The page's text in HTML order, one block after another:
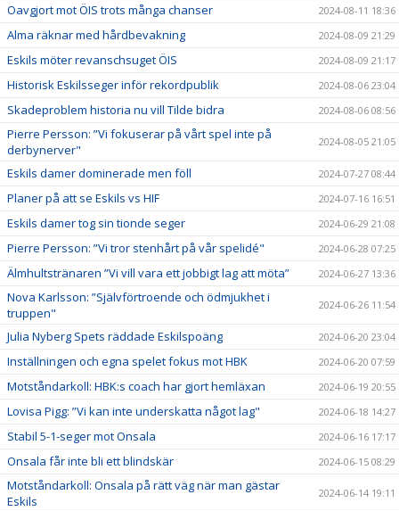
Oavgjort mot ÖIS trots många chanser 2024-08-11 18:36
Alma räknar med hårdbevakning 2024-08-09 21:29
Eskils möter revanschsuget ÖIS 2024-08-09 21:17
Historisk Eskilsseger inför rekordpublik 2024-08-06 23:04
Skadeproblem historia nu vill Tilde bidra 2024-08-06 08:56
Pierre Persson: ”Vi fokuserar på vårt spel inte på
derbynerver"
2024-08-05 21:05
Eskils damer dominerade men föll 2024-07-27 08:44
Planer på att se Eskils vs HIF 2024-07-16 16:51
Eskils damer tog sin tionde seger 2024-06-29 21:08
Pierre Persson: ”Vi tror stenhårt på vår spelidé" 2024-06-28 07:25
Älmhultstränaren ”Vi vill vara ett jobbigt lag att möta” 2024-06-27 13:36
Nova Karlsson: ”Självförtroende och ödmjukhet i
truppen"
2024-06-26 11:54
Julia Nyberg Spets räddade Eskilspoäng 2024-06-20 23:04
Inställningen och egna spelet fokus mot HBK 2024-06-20 07:59
Motståndarkoll: HBK:s coach har gjort hemläxan 2024-06-19 20:55
Lovisa Pigg: ”Vi kan inte underskatta något lag" 2024-06-18 14:27
Stabil 5-1-seger mot Onsala 2024-06-16 17:17
Onsala får inte bli ett blindskär 2024-06-15 08:29
Motståndarkoll: Onsala på rätt väg när man gästar
Eskils
2024-06-14 19:11